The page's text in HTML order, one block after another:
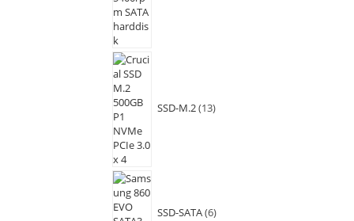
SSD-M.2 13
SSD-SATA 6